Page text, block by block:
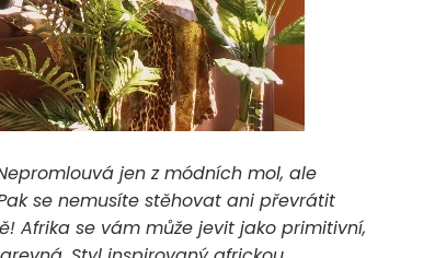
jen z módních mol, ale
se nemusíte stěhovat ani převrátit
Afrika se vám může jevit jako primitivní,